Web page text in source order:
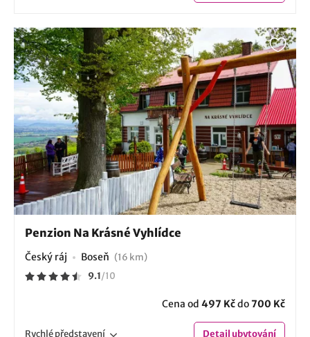
Penzion Na Krásné Vyhlídce
Český ráj Boseň (16 km)
9.1/10
Cena od 497 Kčdo700 Kč
Rychlépředstavení Detailubytování